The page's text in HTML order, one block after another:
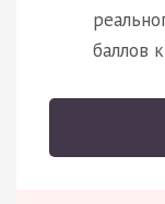
баллов